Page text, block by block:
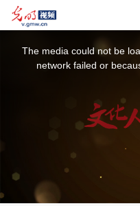
The media could not be
network failed or